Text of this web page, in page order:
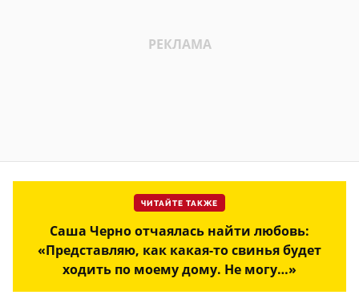
ЧИТАЙТЕ ТАКЖЕ
Саша Черно отчаялась найти любовь:
«Представляю, как какая-то свинья будет
ходить по моему дому. Не могу…»